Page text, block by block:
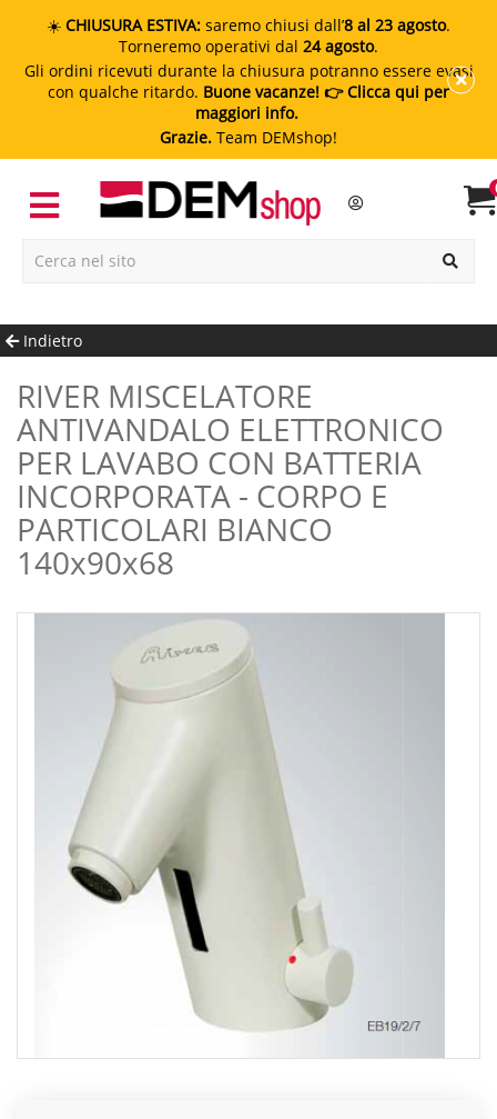
☀️ CHIUSURA ESTIVA: saremo chiusi dall’8 al 23 agosto.
Torneremo operativi dal 24 agosto.
Gli ordini ricevuti durante la chiusura potranno essere evasi
con qualche ritardo. Buone vacanze! 👉 Clicca qui per
maggiori info.
Grazie. Team DEMshop!
Indietro
RIVER MISCELATORE
ANTIVANDALO ELETTRONICO
PER LAVABO CON BATTERIA
INCORPORATA - CORPO E
PARTICOLARI BIANCO
140x90x68